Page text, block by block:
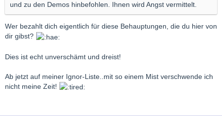
und zu den Demos hinbefohlen. Ihnen wird Angst vermittelt.
Wer bezahlt dich eigentlich für diese Behauptungen, die du hier von
dir gibst?
Dies ist echt unverschämt und dreist!
Ab jetzt auf meiner Ignor-Liste..mit so einem Mist verschwende ich
nicht meine Zeit!